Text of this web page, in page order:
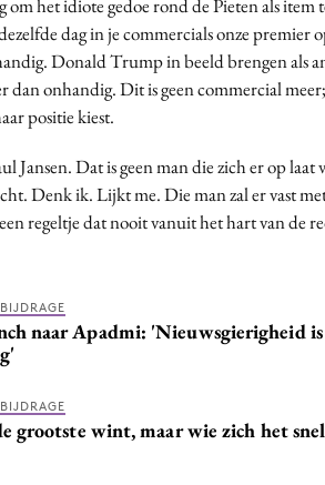
om het idiote gedoe rond de Pieten als
dag in je commercials onze premier
Donald Trump in beeld brengen als
dan onhandig. Dit is geen commercial
positie kiest.
Jansen. Dat is geen man die zich er op
Denk ik. Lijkt me. Die man zal er vast
regeltje dat nooit vanuit het hart van de
naar Apadmi: 'Nieuwsgierigheid
grootste wint, maar wie zich het